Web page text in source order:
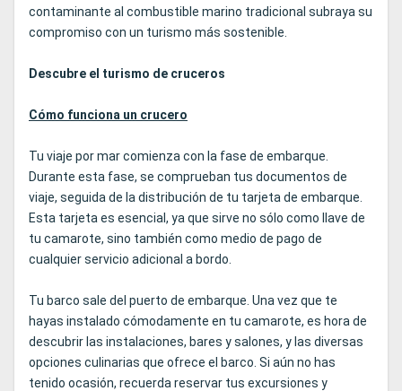
contaminante al combustible marino tradicional subraya su
compromiso con un turismo más sostenible.
Descubre el turismo de cruceros
Cómo funciona un crucero
Tu viaje por mar comienza con la fase de embarque.
Durante esta fase, se comprueban tus documentos de
viaje, seguida de la distribución de tu tarjeta de embarque.
Esta tarjeta es esencial, ya que sirve no sólo como llave de
tu camarote, sino también como medio de pago de
cualquier servicio adicional a bordo.
Tu barco sale del puerto de embarque. Una vez que te
hayas instalado cómodamente en tu camarote, es hora de
descubrir las instalaciones, bares y salones, y las diversas
opciones culinarias que ofrece el barco. Si aún no has
tenido ocasión, recuerda reservar tus excursiones y